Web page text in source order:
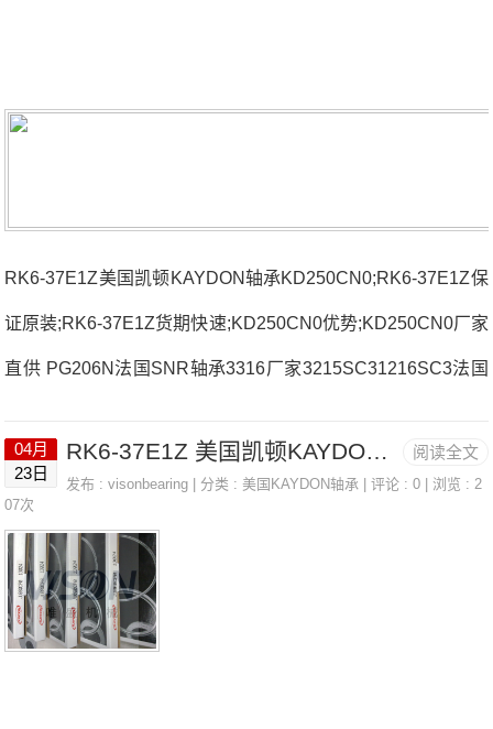
RK6-37E1Z美国凯顿KAYDON轴承KD250CN0;RK6-37E1Z保
证原装;RK6-37E1Z货期快速;KD250CN0优势;KD250CN0厂家
直供 PG206N法国SNR轴承3316厂家3215SC31216SC3法国
轴承3316参数3316价格,3316采购 热销型号推荐：3316，FC
B22428H RK6-37E1Z，P4BE407-SRB-SRE热销品牌推荐：
6200FT150ZZ7010.HV.DT.J0433163316价格,3316采购3316
价格,3316采购ESFC204N法国SNR轴承3316厂家，6210LLU
NR/
阅读全文
04月
23日
RK6-37E1Z 美国凯顿KAYDON轴承 KD250CN0
发布 :visonbearing | 分类 :美国KAYDON轴承 | 评论 : 0 | 浏览 : 2
07次